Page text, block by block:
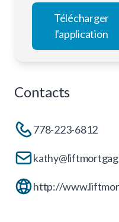
Télécharger
l'application
Contacts
778-223-6812
http://